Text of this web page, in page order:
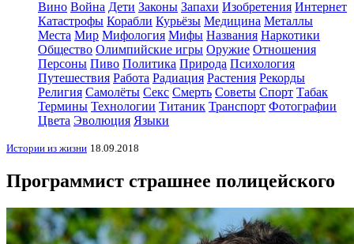
Вино Война Дети Законы Запахи Изобретения Интернет
Катастрофы Корабли Курьёзы Медицина Металлы
Места Мир Мифология Мифы Названия Наркотики
Общество Олимпийские игры Оружие Отношения
Персоны Пиво Политика Природа Психология
Путешествия Работа Радиация Растения Рекорды
Религия Самолёты Секс Смерть Советы Спорт Табак
Термины Технологии Титаник Транспорт Фотографии
Цвета Эволюция Языки
Истории из жизни 18.09.2018
Программист страшнее полицейского